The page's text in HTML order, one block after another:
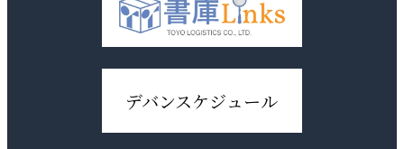
デバンスケジュール